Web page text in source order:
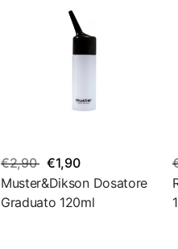
€2,90
€1,90
Muster&Dikson Dosatore
Graduato 120ml